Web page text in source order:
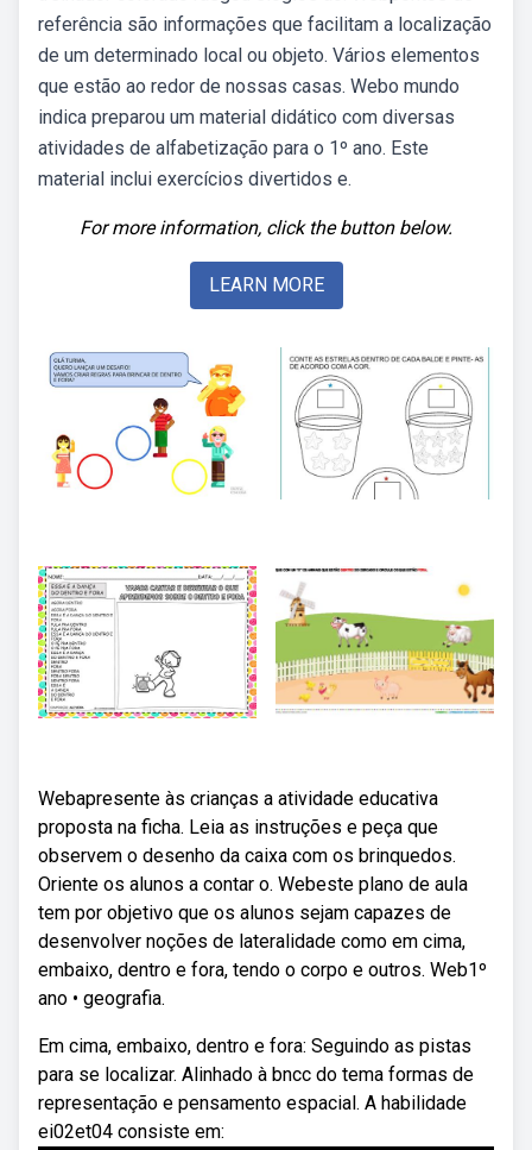
referência são informações que facilitam a localização
de um determinado local ou objeto. Vários elementos
que estão ao redor de nossas casas. Webo mundo
indica preparou um material didático com diversas
atividades de alfabetização para o 1º ano. Este
material inclui exercícios divertidos e.
For more information, click the button below.
LEARN MORE
Webapresente às crianças a atividade educativa
proposta na ficha. Leia as instruções e peça que
observem o desenho da caixa com os brinquedos.
Oriente os alunos a contar o. Webeste plano de aula
tem por objetivo que os alunos sejam capazes de
desenvolver noções de lateralidade como em cima,
embaixo, dentro e fora, tendo o corpo e outros. Web1º
ano • geografia.
Em cima, embaixo, dentro e fora: Seguindo as pistas
para se localizar. Alinhado à bncc do tema formas de
representação e pensamento espacial. A habilidade
ei02et04 consiste em: